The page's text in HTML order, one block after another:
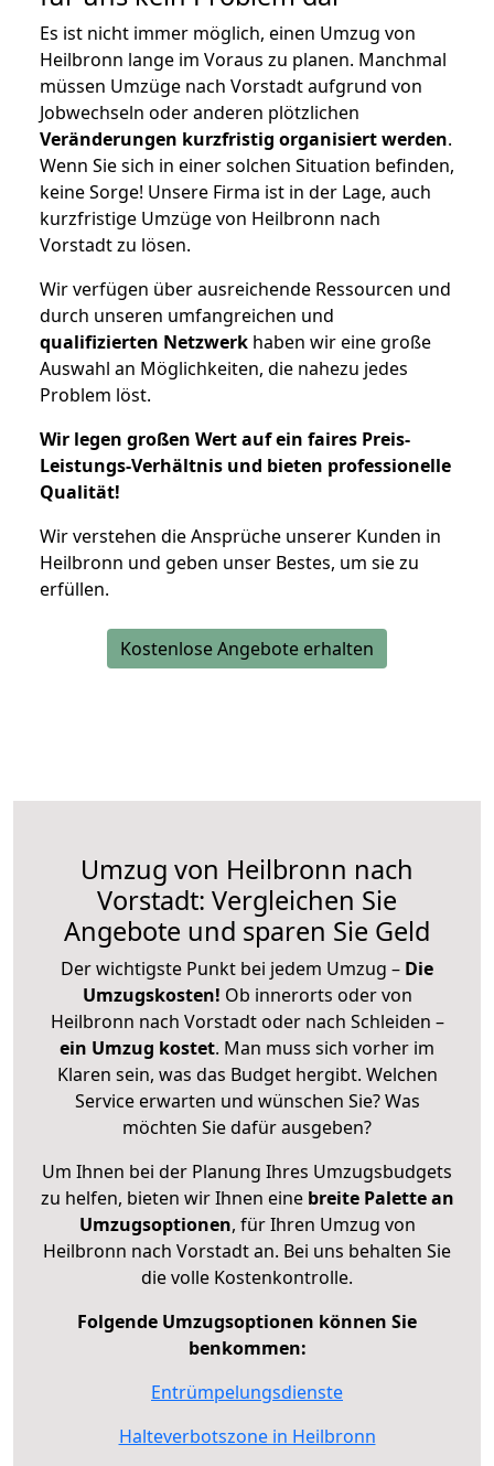
Es ist nicht immer möglich, einen Umzug von
Heilbronn lange im Voraus zu planen. Manchmal
müssen Umzüge nach Vorstadt aufgrund von
Jobwechseln oder anderen plötzlichen
Veränderungen kurzfristig organisiert werden.
Wenn Sie sich in einer solchen Situation befinden,
keine Sorge! Unsere Firma ist in der Lage, auch
kurzfristige Umzüge von Heilbronn nach
Vorstadt zu lösen.
Wir verfügen über ausreichende Ressourcen und
durch unseren umfangreichen und
qualifizierten Netzwerk haben wir eine große
Auswahl an Möglichkeiten, die nahezu jedes
Problem löst.
Wir legen großen Wert auf ein faires Preis-
Leistungs-Verhältnis und bieten professionelle
Qualität!
Wir verstehen die Ansprüche unserer Kunden in
Heilbronn und geben unser Bestes, um sie zu
erfüllen.
Kostenlose Angebote erhalten
Umzug von Heilbronn nach
Vorstadt: Vergleichen Sie
Angebote und sparen Sie Geld
Der wichtigste Punkt bei jedem Umzug – Die
Umzugskosten! Ob innerorts oder von
Heilbronn nach Vorstadt oder nach Schleiden –
ein Umzug kostet. Man muss sich vorher im
Klaren sein, was das Budget hergibt. Welchen
Service erwarten und wünschen Sie? Was
möchten Sie dafür ausgeben?
Um Ihnen bei der Planung Ihres Umzugsbudgets
zu helfen, bieten wir Ihnen eine breite Palette an
Umzugsoptionen, für Ihren Umzug von
Heilbronn nach Vorstadt an. Bei uns behalten Sie
die volle Kostenkontrolle.
Folgende Umzugsoptionen können Sie
benkommen:
Entrümpelungsdienste
Halteverbotszone in Heilbronn